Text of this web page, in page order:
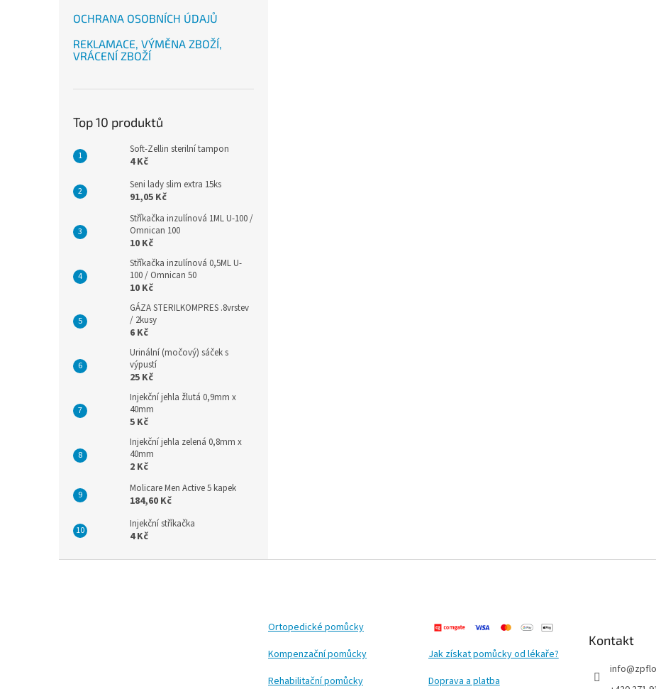
OCHRANA OSOBNÍCH ÚDAJŮ
REKLAMACE, VÝMĚNA ZBOŽÍ,
VRÁCENÍ ZBOŽÍ
Top 10 produktů
Soft-Zellin sterilní tampon
4 Kč
Seni lady slim extra 15ks
91,05 Kč
Stříkačka inzulínová 1ML U-100 /
Omnican 100
10 Kč
Stříkačka inzulínová 0,5ML U-
100 / Omnican 50
10 Kč
GÁZA STERILKOMPRES .8vrstev
/ 2kusy
6 Kč
Urinální (močový) sáček s
výpustí
25 Kč
Injekční jehla žlutá 0,9mm x
40mm
5 Kč
Injekční jehla zelená 0,8mm x
40mm
2 Kč
Molicare Men Active 5 kapek
184,60 Kč
Injekční stříkačka
4 Kč
Ortopedické pomůcky
Kompenzační pomůcky
Rehabilitační pomůcky
Jak získat pomůcky od lékaře?
Doprava a platba
Kontakt
info@